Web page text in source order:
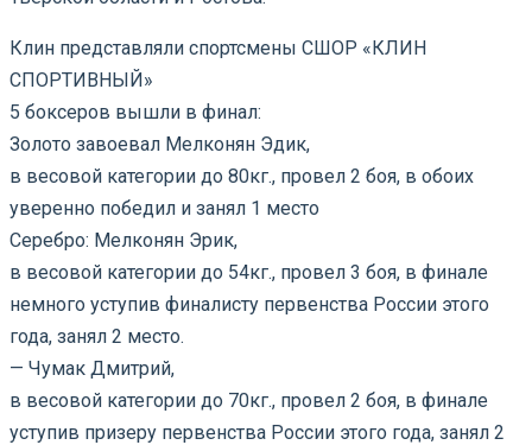
Клин представляли спортсмены СШОР «КЛИН
СПОРТИВНЫЙ»
5 боксеров вышли в финал:
Золото завоевал Мелконян Эдик,
в весовой категории до 80кг., провел 2 боя, в обоих
уверенно победил и занял 1 место
Серебро: Мелконян Эрик,
в весовой категории до 54кг., провел 3 боя, в финале
немного уступив финалисту первенства России этого
года, занял 2 место.
— Чумак Дмитрий,
в весовой категории до 70кг., провел 2 боя, в финале
уступив призеру первенства России этого года, занял 2